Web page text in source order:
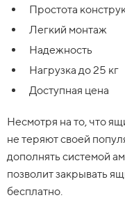
Простота
Легкий монтаж
Надежность
Нагрузка до 25 кг
Доступная цена
Несмотря на то, что
не теряют своей
дополнять системой
позволит закрывать
бесплатно.